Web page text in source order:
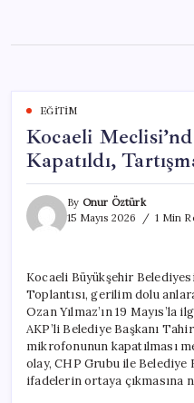
content
EĞITIM
Kocaeli
Kapatıldı,
By Onur Öztürk
15 Mayıs 2026
1 Min
Kocaeli Büyükşehir
Toplantısı, gerilim dolu
Ozan Yılmaz’ın 19 Mayıs’la
AKP’li Belediye Başkanı
mikrofonunun kapatılması
olay, CHP Grubu ile Belediye
ifadelerin ortaya çıkmasına